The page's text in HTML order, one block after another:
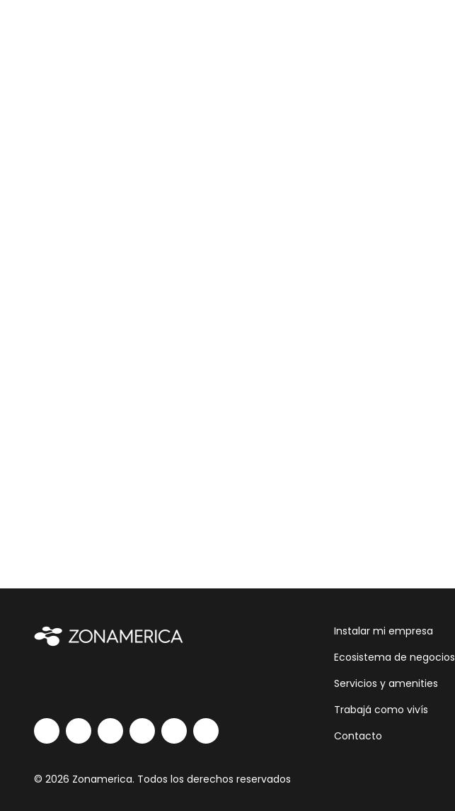
Instalar mi empresa
Ecosistema de negocios
Servicios y amenities
Trabajá como vivís
Contacto
© 2026 Zonamerica. Todos los derechos reservados